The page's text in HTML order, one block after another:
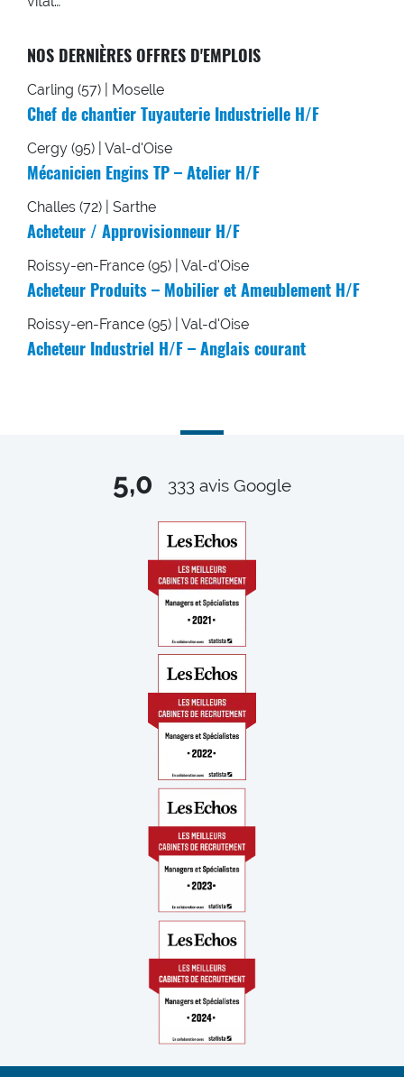
NOS DERNIÈRES OFFRES D'EMPLOIS
Carling (57) | Moselle
Chef de chantier Tuyauterie Industrielle H/F
Cergy (95) | Val-d'Oise
Mécanicien Engins TP – Atelier H/F
Challes (72) | Sarthe
Acheteur / Approvisionneur H/F
Roissy-en-France (95) | Val-d'Oise
Acheteur Produits – Mobilier et Ameublement H/F
Roissy-en-France (95) | Val-d'Oise
Acheteur Industriel H/F – Anglais courant
5,0 333 avis Google